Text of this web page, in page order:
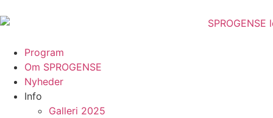
Program
Om SPROGENSE
Nyheder
Info
Galleri 2025